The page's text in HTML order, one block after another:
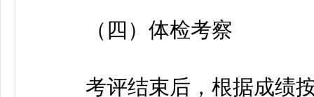
（四）体检考察
考评结束后，根据成绩按